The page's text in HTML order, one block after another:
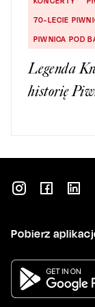
70-LECIE
PIWNICA POD
Legenda
historię
Pobierz